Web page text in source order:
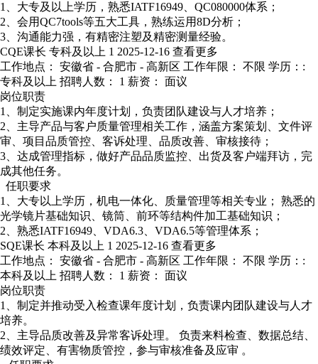
1、大专及以上学历，熟悉IATF16949、QC080000体系；
2、会用QC7tools等五大工具，熟练运用8D分析；
3、沟通能力强，有精密注塑及精密测量经验。
CQE课长 专科及以上 1 2025-12-16 查看更多
工作地点： 安徽省 - 合肥市 - 高新区 工作年限： 不限 学历：:
专科及以上 招聘人数： 1 薪资： 面议
岗位职责
1、制定实施课内年度计划，负责团队建设与人才培养；
2、主导产品与客户质量管理相关工作，涵盖方案策划、文件评
审、项目品质管控、客诉处理、品质改善、审核接待；
3、达成管理指标，做好产品品质监控、出货及客户端拜访，完
成其他任务。
任职要求
1、大专以上学历，机电一体化、质量管理等相关专业； 熟悉的
光学镜片基础知识、镜筒、前环等结构件加工基础知识；
2、熟悉IATF16949、VDA6.3、VDA6.5等管理体系；
SQE课长 本科及以上 1 2025-12-16 查看更多
工作地点： 安徽省 - 合肥市 - 高新区 工作年限： 不限 学历：:
本科及以上 招聘人数： 1 薪资： 面议
岗位职责
1、制定并推动受入检查课年度计划，负责课内团队建设与人才
培养。
2、主导品质改善及异常客诉处理。 负责来料检查、数据总结、
绩效评定、有害物质管控，参与审核准备及应审 。